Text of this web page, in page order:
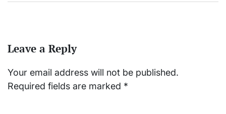
Leave a Reply
Your email address will not be published.
Required fields are marked *